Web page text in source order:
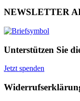
NEWSLETTER
Unterstützen Sie
Jetzt spenden